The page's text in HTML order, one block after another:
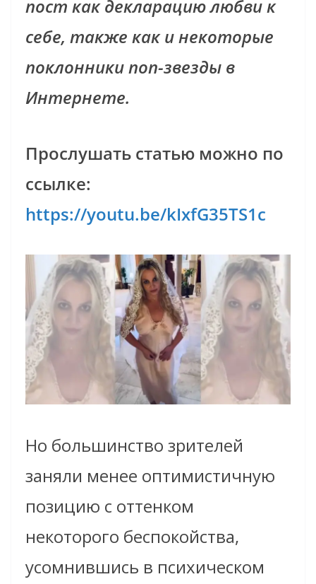
пост как декларацию любви к
себе, также как и некоторые
поклонники поп-звезды в
Интернете.
Прослушать статью можно по
ссылке:
https://youtu.be/kIxfG35TS1c
Но большинство зрителей
заняли менее оптимистичную
позицию с оттенком
некоторого беспокойства,
усомнившись в психическом